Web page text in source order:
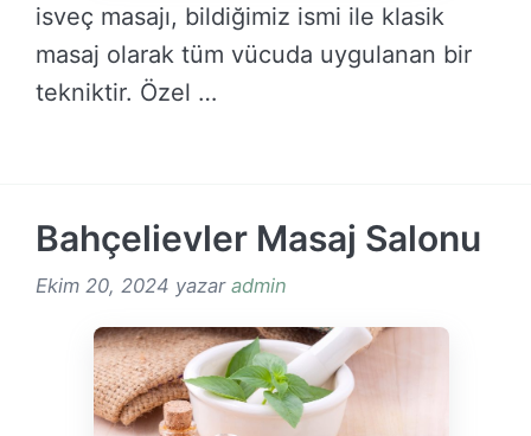
isveç masajı, bildiğimiz ismi ile klasik
masaj olarak tüm vücuda uygulanan bir
tekniktir. Özel …
Bahçelievler Masaj Salonu
Ekim 20, 2024 yazar admin